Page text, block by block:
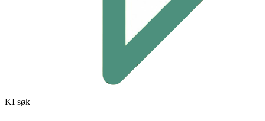
KI søk